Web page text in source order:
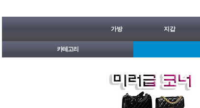
가방 지갑
카테고리